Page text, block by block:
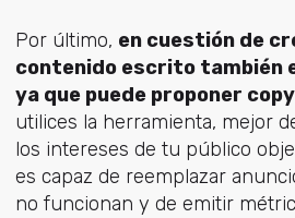
Por último, en cuestión de
contenido escrito también
ya que puede proponer
utilices la herramienta, mejor
los intereses de tu público
es capaz de reemplazar
no funcionan y de emitir